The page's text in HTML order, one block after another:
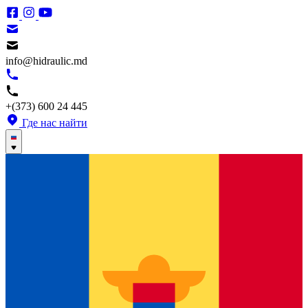
info@hidraulic.md
+(373) 600 24 445
Где нас найти